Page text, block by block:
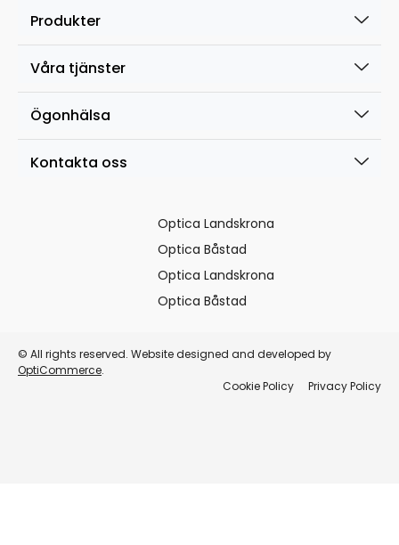
Produkter
Våra tjänster
Ögonhälsa
Kontakta oss
Optica Landskrona
Optica Båstad
Optica Landskrona
Optica Båstad
© All rights reserved. Website designed and developed by
OptiCommerce.
Cookie Policy
Privacy Policy